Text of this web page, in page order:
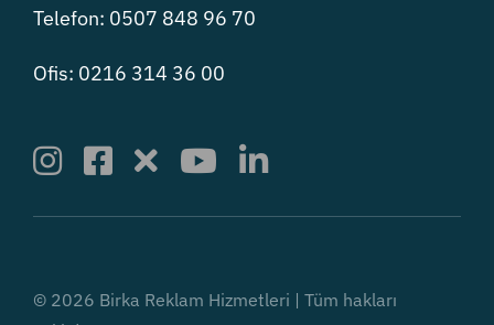
Telefon: 0507 848 96 70
Ofis: 0216 314 36 00
© 2026 Birka Reklam Hizmetleri | Tüm hakları